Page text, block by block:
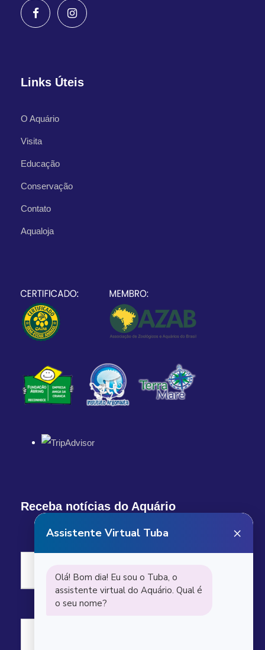
Links Úteis
O Aquário
Visita
Educação
Conservação
Contato
Aqualoja
Receba notícias do Aquário